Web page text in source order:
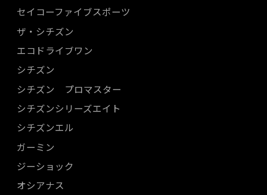
セイコーファイブスポーツ
ザ・シチズン
エコドライブワン
シチズン
シチズン プロマスター
シチズンシリーズエイト
シチズンエル
ガーミン
ジーショック
オシアナス